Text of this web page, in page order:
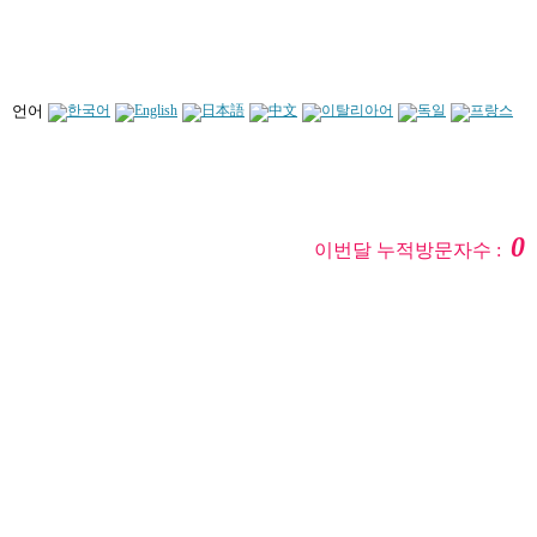
언어
이번달 누적방문자수 :0